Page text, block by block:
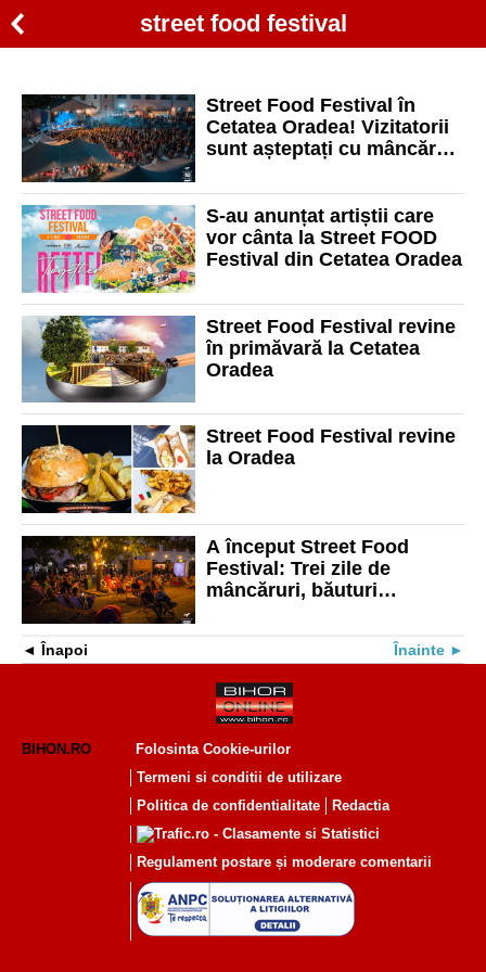
street food festival
Street Food Festival în
Cetatea Oradea! Vizitatorii
sunt așteptați cu mâncăruri
live și distracție
S-au anunțat artiștii care
vor cânta la Street FOOD
Festival din Cetatea Oradea
Street Food Festival revine
în primăvară la Cetatea
Oradea
Street Food Festival revine
la Oradea
A început Street Food
Festival: Trei zile de
mâncăruri, băuturi
Înapoi Înainte
BIHON.RO
Folosinta Cookie-urilor
Termeni si conditii de utilizare
Politica de confidentialitate
Redactia
Regulament postare și moderare comentarii